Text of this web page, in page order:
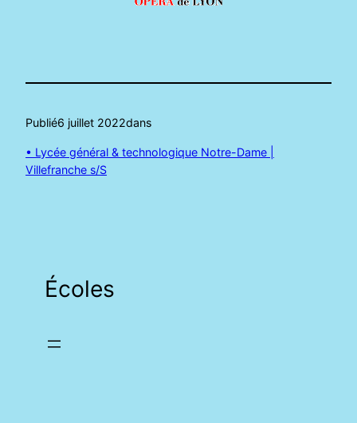
Publié6 juillet 2022dans
• Lycée général & technologique Notre-Dame |
Villefranche s/S
Écoles